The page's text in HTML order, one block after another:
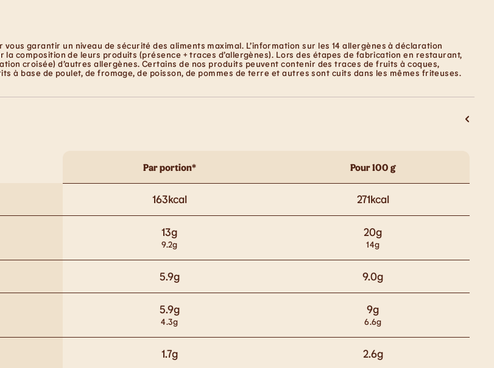
garantir un niveau de sécurité des aliments maximal. L’information sur les 14 allergènes à déclaration
composition de leurs produits (présence + traces d’allergènes). Lors des étapes de fabrication en restaurant,
croisée) d’autres allergènes. Certains de nos produits peuvent contenir des traces de fruits à coques,
à base de poulet, de fromage, de poisson, de pommes de terre et autres sont cuits dans les mêmes friteuses.
Par portion* Pour 100 g
163kcal 271kcal
13g 20g
9.2g 14g
5.9g 9.0g
5.9g 9g
4.3g 6.6g
1.7g 2.6g